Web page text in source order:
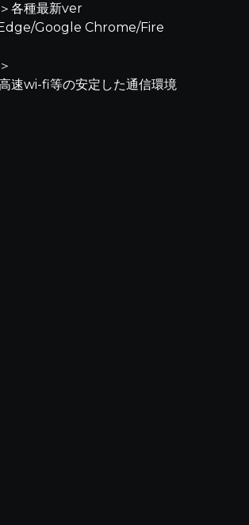
各種最新ver
Google Chrome/Fire
速wi-fi等の安定した通信環境